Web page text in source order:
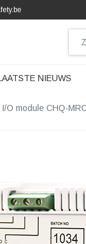
NIEUWS
O module CHQ-